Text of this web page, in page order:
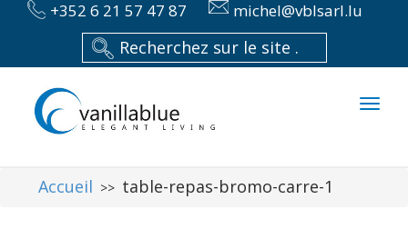
+352 6 21 57 47 87 michel@vblsarl.lu
Accueil >> table-repas-bromo-carre-1